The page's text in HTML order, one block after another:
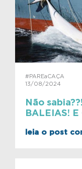
#PAREaCAÇA
13/08/2024
Não
BALEIAS!
leia o post